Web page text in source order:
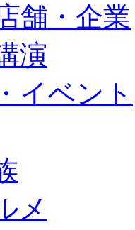
舗・企業
演
イベント
メ